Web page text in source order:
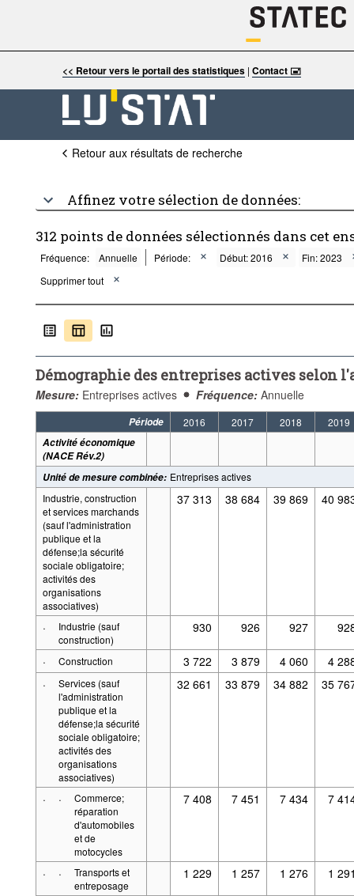
<< Retour vers le portail des statistiques |Contact 🖃
Retour aux résultats de recherche
Affinez votre sélection de données:
312 points de données sélectionnés dans cet
Fréquence: Annuelle Période: Début: 2016
Fin: 2023
Supprimer tout
Démographie des entreprises actives selon
Mesure: Entreprises actives Fréquence: Annuelle
Période 2016 2017 2018
2019
Activité économique
(NACE Rév.2)
Unité de mesure combinée: Entreprises actives
Industrie, construction
et services marchands
(sauf l'administration
publique et la
défense;la sécurité
sociale obligatoire;
activités des
organisations
associatives)
37 313 38 684 39 869 40
·
Industrie (sauf
construction)
930 926 927
· Construction 3 722 3 879 4 060
4
·
Services (sauf
l'administration
publique et la
défense;la sécurité
sociale obligatoire;
activités des
organisations
associatives)
32 661 33 879 34 882 35
· ·
Commerce;
réparation
d'automobiles
et de
motocycles
7 408 7 451 7 434 7
· ·
Transports et
entreposage
1 229 1 257 1 276 1